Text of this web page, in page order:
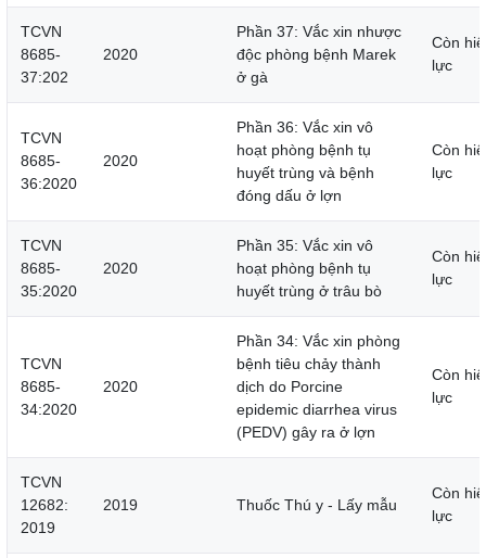
TCVN
8685-
37:202
2020
Phần 37: Vắc xin nhược
độc phòng bệnh Marek
ở gà
Còn
lực
TCVN
8685-
36:2020
2020
Phần 36: Vắc xin vô
hoạt phòng bệnh tụ
huyết trùng và bệnh
đóng dấu ở lợn
Còn
lực
TCVN
8685-
35:2020
2020
Phần 35: Vắc xin vô
hoạt phòng bệnh tụ
huyết trùng ở trâu bò
Còn
lực
TCVN
8685-
34:2020
2020
Phần 34: Vắc xin phòng
bệnh tiêu chảy thành
dịch do Porcine
epidemic diarrhea virus
(PEDV) gây ra ở lợn
Còn
lực
TCVN
12682:
2019
2019 Thuốc Thú y - Lấy mẫu
Còn
lực